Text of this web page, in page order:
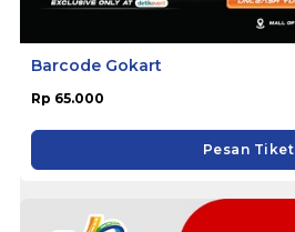
Barcode Gokart
Rp 65.000
Pesan Tiket